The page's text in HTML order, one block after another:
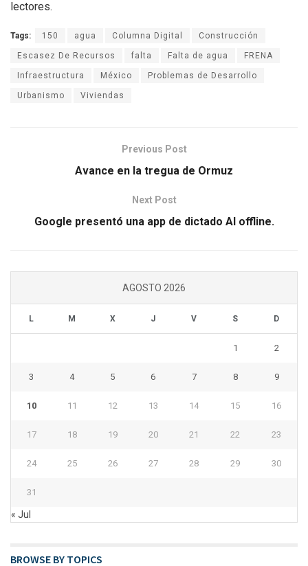
lectores.
Tags: 150 agua Columna Digital Construcción
Escasez De Recursos falta Falta de agua FRENA
Infraestructura México Problemas de Desarrollo
Urbanismo Viviendas
Previous Post
Avance en la tregua de Ormuz
Next Post
Google presentó una app de dictado AI offline.
AGOSTO 2026
L M X J V S D
1 2
3 4 5 6 7 8 9
10 11 12 13 14 15 16
17 18 19 20 21 22 23
24 25 26 27 28 29 30
31
« Jul
BROWSE BY TOPICS